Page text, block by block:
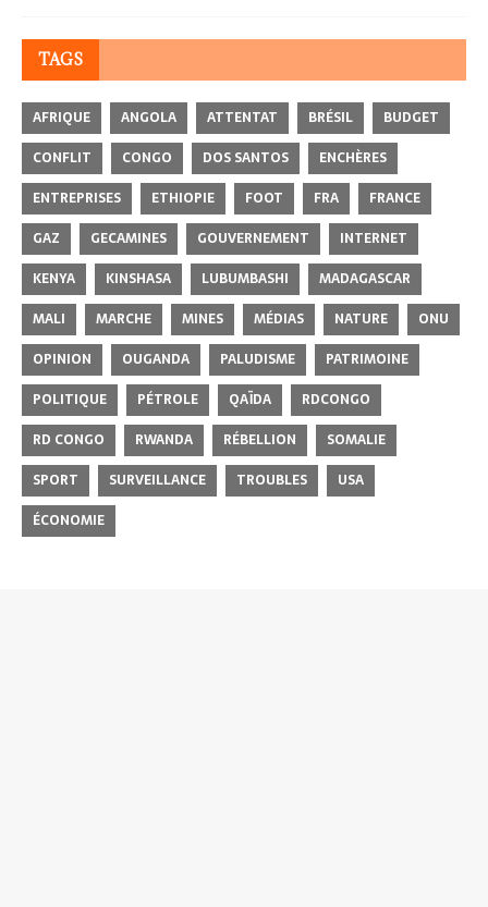
TAGS
AFRIQUE ANGOLA ATTENTAT BRÉSIL
BUDGET
CONFLIT
CONGO DOS SANTOS
ENCHÈRES
ENTREPRISES
ETHIOPIE FOOT FRA
FRANCE
GAZ
GECAMINES GOUVERNEMENT
INTERNET
KENYA
KINSHASA LUBUMBASHI
MADAGASCAR
MALI
MARCHE MINES MÉDIAS NATURE
ONU
OPINION
OUGANDA PALUDISME
PATRIMOINE
POLITIQUE
PÉTROLE QAÏDA
RDCONGO
RD CONGO
RWANDA RÉBELLION
SOMALIE
SPORT
SURVEILLANCE TROUBLES
USA
ÉCONOMIE